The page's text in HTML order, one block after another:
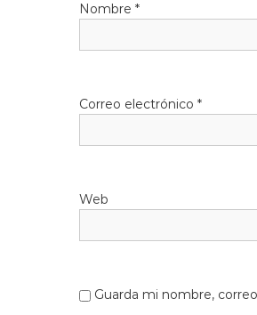
Nombre *
Correo electrónico *
Web
Guarda mi nombre,